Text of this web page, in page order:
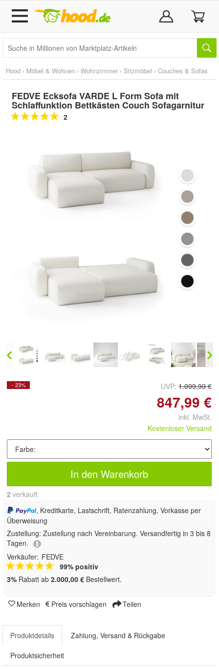
Hood › Möbel & Wohnen › Wohnzimmer › Sitzmöbel › Couches & Sofas
FEDVE Ecksofa VARDE L Form Sofa mit
Schlaffunktion Bettkästen Couch Sofagarnitur
2
Doppelt antippen zum
vergrößern
- 23% UVP: 1.099,99 €
847,99 €
inkl. MwSt.
Kostenloser Versand
In den Warenkorb
2 verkauft
, Kreditkarte, Lastschrift, Ratenzahlung, Vorkasse per
Überweisung
Zustellung: Zustellung nach Vereinbarung. Versandfertig in 3 bis 8
Tagen.
Verkäufer: FEDVE
99% positiv
3% Rabatt ab 2.000,00 € Bestellwert.
Merken Preis vorschlagen Teilen
Produktdetails Zahlung, Versand & Rückgabe
Produktsicherheit